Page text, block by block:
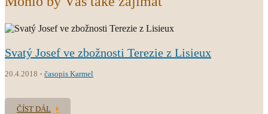
Svatý Josef ve zbožnosti Terezie z Lisieux
20.4.2018 časopis Karmel
ČÍST DÁL